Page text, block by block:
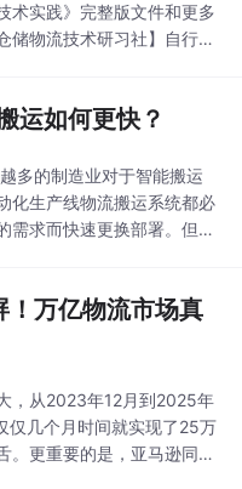
术实践》完整版文件和更多
储物流技术研习社】自行下
速驱动实现灵活移动，伺服
运如何更快？
多的制造业对于智能搬运
化生产线物流搬运系统都必
需求而快速更换部署。但如
些方面可以入手使物料搬
万亿物流市场真
，从2023年12月到2025年
仅几个月时间就实现了25万
。更重要的是，亚马逊同步